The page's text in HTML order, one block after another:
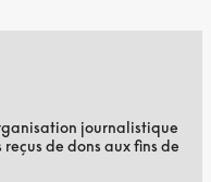
journalistique
de dons aux fins de